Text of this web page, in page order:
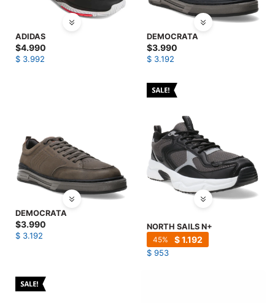
ADIDAS
$4.990
$ 3.992
DEMOCRATA
$3.990
$ 3.192
DEMOCRATA
$3.990
$ 3.192
NORTH SAILS N+
$1.192
45
$ 953